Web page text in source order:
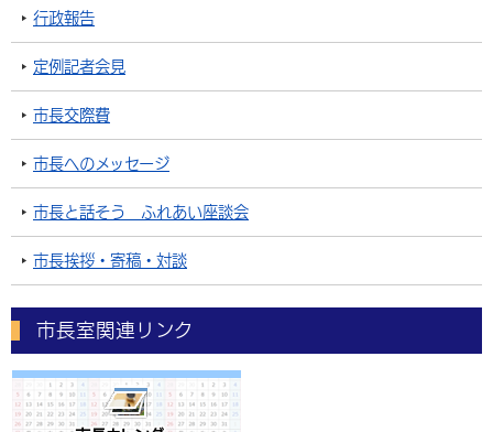
行政報告
定例記者会見
市長交際費
市長へのメッセージ
市長と話そう ふれあい座談会
市長挨拶・寄稿・対談
市長室関連リンク